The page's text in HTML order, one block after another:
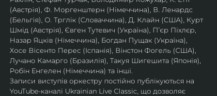
(Австрія), Ф. Моргенштерн (Німеччина), В. Ленардс
(Бельгія), О. Трглік (Словаччина), Д. Клайн (США), Курт
Шмід (Австрія), Євген Тутевич (Україна), П’єр Піхлєр,
Назар Яцків (Німеччина), Богдан Пущак (Україна),
Хосе Вісенто Перес (Іспанія), Вінстон Фогель (США),
Лучано Камарго (Бразилія), Такуя Шигешита (Японія),
Робін Енгелен (Німеччина) та інші.
Записи виступів оркестру постійно публікуються на
YouTube-каналі Ukrainian Live Classic, що дозволяє